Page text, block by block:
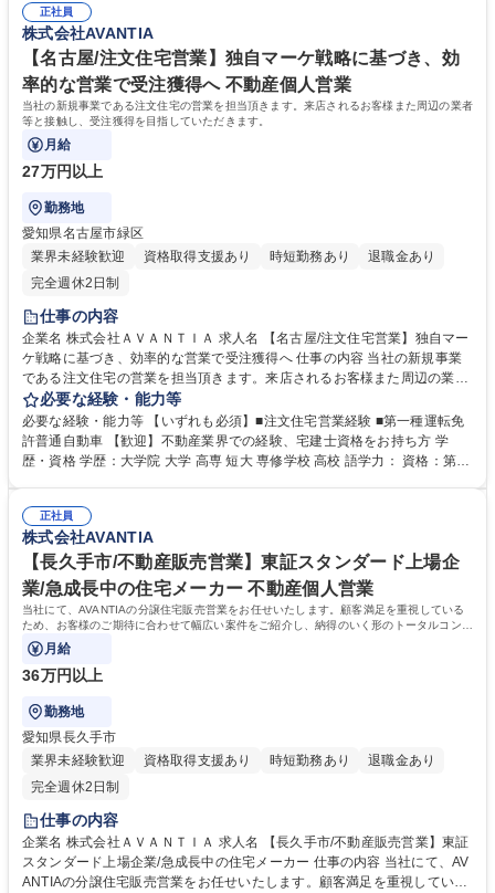
から成果が反映されます。 募集職種 【福岡/用地仕入】賞与・インセンテ
ィブ有/健康経営優良法人認定企業★
います。外部から上記当社の取り組みについて認定や認証を頂いておりま
す。・「健康経営優良法人2026」認定取得※大企業部門 ・「あいち女性
輝きカンパニー」認証取得 学歴・資格 学歴：大学院 大学 高専 短大 専修
学校 高校 語学力： 資格：
正社員
株式会社AVANTIA
【名古屋/注文住宅営業】独自マーケ戦略に基づき、効
率的な営業で受注獲得へ 不動産個人営業
当社の新規事業である注文住宅の営業を担当頂きます。来店されるお客様また周辺の業者
等と接触し、受注獲得を目指していただきます。
月給
27万円以上
勤務地
愛知県名古屋市緑区
業界未経験歓迎
資格取得支援あり 時短勤務あり
退職金あり
完全週休2日制
仕事の内容
企業名 株式会社ＡＶＡＮＴＩＡ 求人名 【名古屋/注文住宅営業】独自マー
ケ戦略に基づき、効率的な営業で受注獲得へ 仕事の内容 当社の新規事業
である注文住宅の営業を担当頂きます。来店されるお客様また周辺の業者
等と接触し、受注獲得を目指していただきます。 【営業スタイル】当社独
自のマニュアルに沿って営業を行い、チームで目標達成を目指して頂きま
す。またマーケティングスペシャリストによる当社独自のマーケティング
リサーチを活用し、ゴリ押し営業スタイルを脱却し、効率的且つ無駄のな
ケ戦略に基づき、効率的な営業で受注獲得へ
必要な経験・能力等
必要な経験・能力等 【いずれも必須】■注文住宅営業経験 ■第一種運転免
許普通自動車 【歓迎】不動産業界での経験、宅建士資格をお持ち方 学
歴・資格 学歴：大学院 大学 高専 短大 専修学校 高校 語学力： 資格：第一
正社員
株式会社AVANTIA
【長久手市/不動産販売営業】東証スタンダード上場企
業/急成長中の住宅メーカー 不動産個人営業
当社にて、AVANTIAの分譲住宅販売営業をお任せいたします。顧客満足を重視している
ため、お客様のご期待に合わせて幅広い案件をご紹介し、納得のいく形のトータルコンサ
ルティングが可能です。
月給
36万円以上
勤務地
愛知県長久手市
業界未経験歓迎
資格取得支援あり 時短勤務あり
退職金あり
完全週休2日制
仕事の内容
企業名 株式会社ＡＶＡＮＴＩＡ 求人名 【長久手市/不動産販売営業】東証
スタンダード上場企業/急成長中の住宅メーカー 仕事の内容 当社にて、AV
ANTIAの分譲住宅販売営業をお任せいたします。顧客満足を重視している